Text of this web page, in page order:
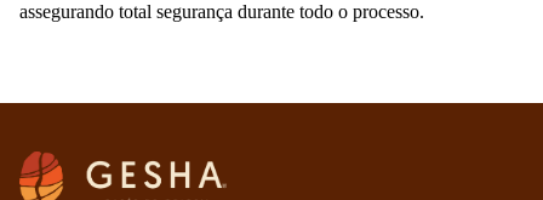
assegurando total segurança durante todo o processo.